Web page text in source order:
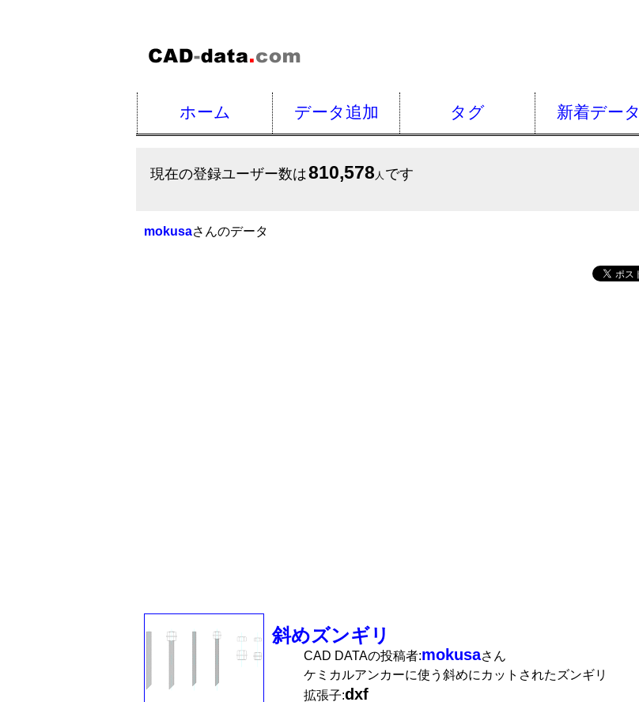
ホーム データ追加 タグ 新着データ
現在の登録ユーザー数は810,578 人 です
mokusaさんのデータ
斜めズンギリ
CAD DATAの投稿者:mokusaさん
ケミカルアンカーに使う斜めにカットされたズンギリ
拡張子:dxf